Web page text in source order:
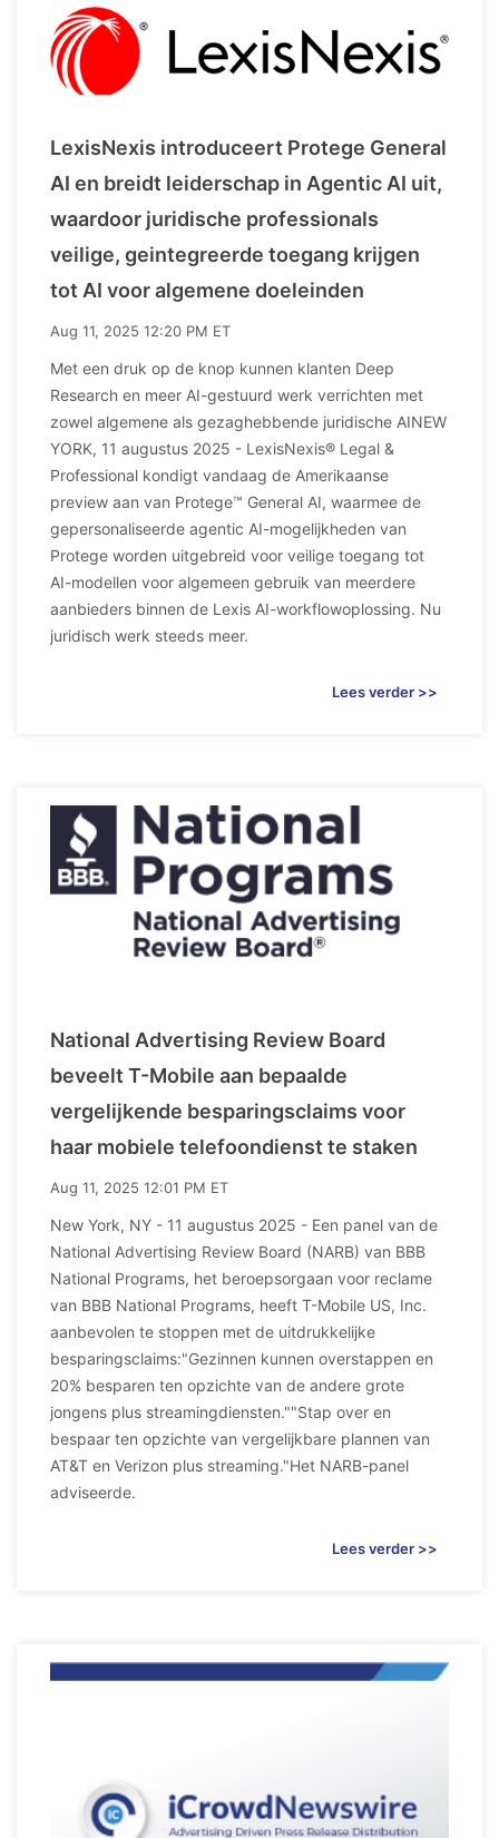
LexisNexis introduceert Protege General
AI en breidt leiderschap in Agentic AI uit,
waardoor juridische professionals
veilige, geintegreerde toegang krijgen
tot AI voor algemene doeleinden
Aug 11, 2025 12:20 PM ET
Met een druk op de knop kunnen klanten Deep
Research en meer AI-gestuurd werk verrichten met
zowel algemene als gezaghebbende juridische AINEW
YORK, 11 augustus 2025 - LexisNexis® Legal &
Professional kondigt vandaag de Amerikaanse
preview aan van Protege™ General AI, waarmee de
gepersonaliseerde agentic AI-mogelijkheden van
Protege worden uitgebreid voor veilige toegang tot
AI-modellen voor algemeen gebruik van meerdere
aanbieders binnen de Lexis AI-workflowoplossing. Nu
juridisch werk steeds meer.
Lees verder >>
National Advertising Review Board
beveelt T-Mobile aan bepaalde
vergelijkende besparingsclaims voor
haar mobiele telefoondienst te staken
Aug 11, 2025 12:01 PM ET
New York, NY - 11 augustus 2025 - Een panel van de
National Advertising Review Board (NARB) van BBB
National Programs, het beroepsorgaan voor reclame
van BBB National Programs, heeft T-Mobile US, Inc.
aanbevolen te stoppen met de uitdrukkelijke
besparingsclaims:"Gezinnen kunnen overstappen en
20% besparen ten opzichte van de andere grote
jongens plus streamingdiensten.""Stap over en
bespaar ten opzichte van vergelijkbare plannen van
AT&T en Verizon plus streaming."Het NARB-panel
adviseerde.
Lees verder >>